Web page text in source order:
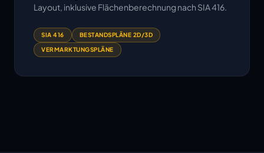
Layout, inklusive Flächenberechnung nach SIA 416.
SIA 416 BESTANDSPLÄNE 2D/3D
VERMARKTUNGSPLÄNE